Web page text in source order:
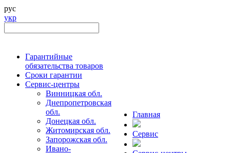
рус
укр
Гарантийные
обязательства товаров
Сроки гарантии
Сервис-центры
Винницкая обл.
Днепропетровская
обл.
Донецкая обл.
Житомирская обл.
Запорожская обл.
Ивано-
Главная
Сервис